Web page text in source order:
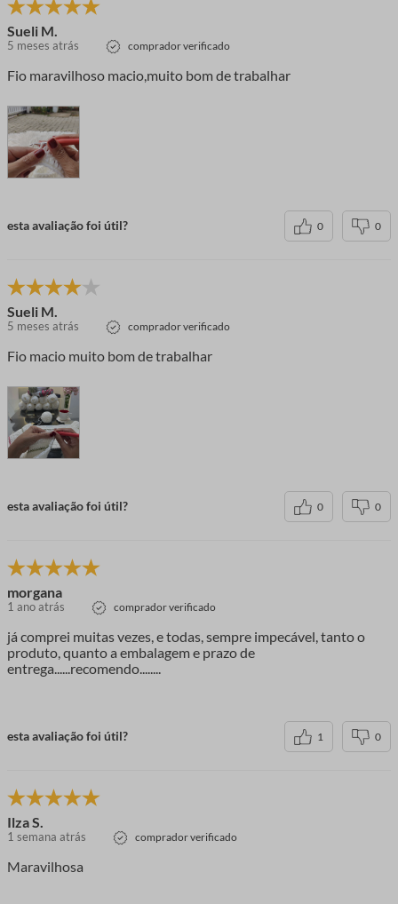
Sueli M.
5 meses atrás comprador verificado
Fio maravilhoso macio,muito bom de trabalhar
esta avaliação foi útil? 0 0
Sueli M.
5 meses atrás comprador verificado
Fio macio muito bom de trabalhar
esta avaliação foi útil? 0 0
morgana
1 ano atrás comprador verificado
já comprei muitas vezes, e todas, sempre impecável, tanto o
produto, quanto a embalagem e prazo de
entrega......recomendo........
esta avaliação foi útil? 1 0
Ilza S.
1 semana atrás comprador verificado
Maravilhosa